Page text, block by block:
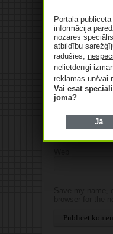
Vārds *
Portālā
informācija
nozares
atbildību
radušies,
nelietderīgi
reklāmas un/vai
Vai esat
jomā?
Jā